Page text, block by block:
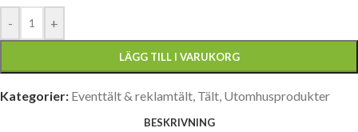
- +
LÄGG TILL I VARUKORG
Kategorier: Eventtält & reklamtält Tält Utomhusprodukter
BESKRIVNING